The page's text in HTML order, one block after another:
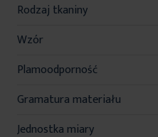
Rodzaj tkaniny
Wzór
Plamoodporność
Gramatura materiału
Jednostka miary